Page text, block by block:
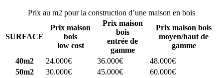
Prix au m2 pour la construction d’une maison en bois
SURFACE
Prix maison
bois
low cost
Prix maison
bois
entrée de
gamme
Prix maison bois
moyen/haut de
gamme
40m2
24.000€ 36.000€
48.000€
50m2
30.000€ 45.000€
60.000€